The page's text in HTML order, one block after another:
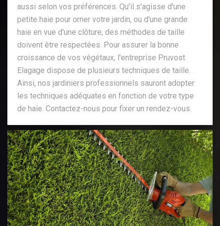
aussi selon vos préférences. Qu'il s'agisse d'une
petite haie pour orner votre jardin, ou d'une grande
haie en vue d'une clôture, des méthodes de taille
doivent être respectées. Pour assurer la bonne
croissance de vos végétaux, l'entreprise Pruvost
Elagage dispose de plusieurs techniques de taille.
Ainsi, nos jardiniers professionnels sauront adopter
les techniques adéquates en fonction de votre type
de haie. Contactez-nous pour fixer un rendez-vous.